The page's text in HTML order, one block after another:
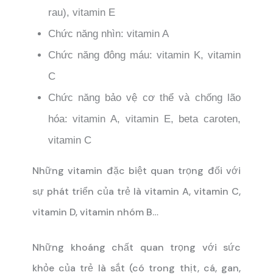
rau), vitamin E
Chức năng nhìn: vitamin A
Chức năng đông máu: vitamin K, vitamin
C
Chức năng bảo vệ cơ thể và chống lão
hóa: vitamin A, vitamin E, beta caroten,
vitamin C
Những vitamin đặc biệt quan trọng đối với
sự phát triển của trẻ là vitamin A, vitamin C,
vitamin D, vitamin nhóm B…
Những khoáng chất quan trọng với sức
khỏe của trẻ là sắt (có trong thịt, cá, gan,